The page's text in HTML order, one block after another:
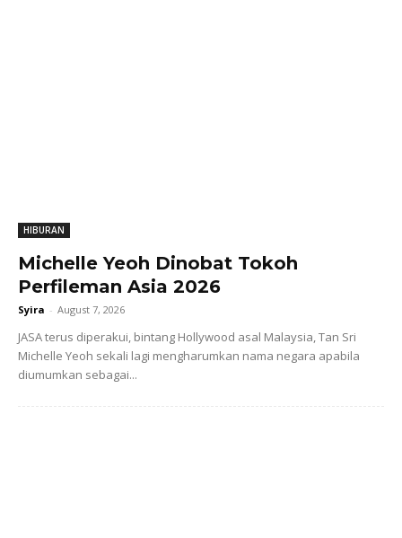
HIBURAN
Michelle Yeoh Dinobat Tokoh
Perfileman Asia 2026
Syira - August 7, 2026
JASA terus diperakui, bintang Hollywood asal Malaysia, Tan Sri
Michelle Yeoh sekali lagi mengharumkan nama negara apabila
diumumkan sebagai...